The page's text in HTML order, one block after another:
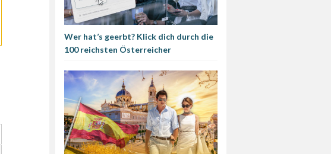
Wer hat’s geerbt? Klick dich durch die
100 reichsten Österreicher